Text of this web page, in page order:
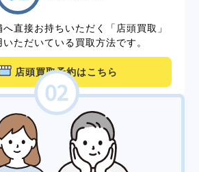
直接お持ちいただく「店頭買取」
ただいている買取方法です。
店頭買取予約はこちら